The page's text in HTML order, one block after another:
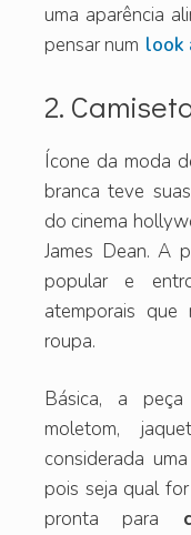
uma aparência
pensar num look
2.
Ícone da moda
branca teve
do cinema
James Dean. A
popular e
atemporais
roupa.
Básica, a
moletom,
considerada
pois seja qual
pronta para